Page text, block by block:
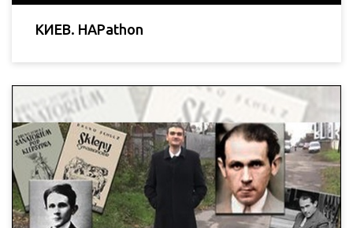
КИЕВ. HAPathon